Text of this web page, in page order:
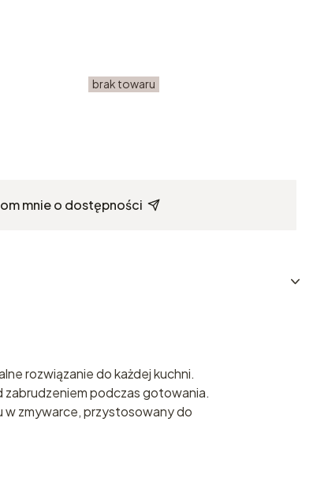
brak towaru
mnie o dostępności
rozwiązanie do każdej kuchni.
podczas gotowania.
w zmywarce, przystosowany do